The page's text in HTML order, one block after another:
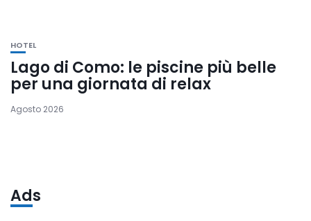
HOTEL
Lago di Como: le piscine più belle
per una giornata di relax
Agosto 2026
Ads